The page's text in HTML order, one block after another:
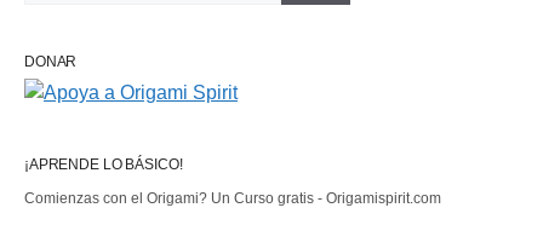
DONAR
¡APRENDE LO BÁSICO!
Comienzas con el Origami? Un Curso gratis - Origamispirit.com